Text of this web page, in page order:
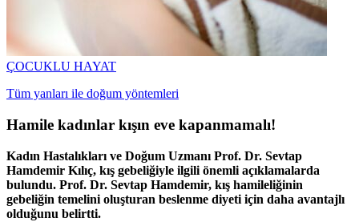
ÇOCUKLU HAYAT
Tüm yanları ile doğum yöntemleri
Hamile kadınlar kışın eve kapanmamalı!
Kadın Hastalıkları ve Doğum Uzmanı Prof. Dr. Sevtap
Hamdemir Kılıç, kış gebeliğiyle ilgili önemli açıklamalarda
bulundu. Prof. Dr. Sevtap Hamdemir, kış hamileliğinin
gebeliğin temelini oluşturan beslenme diyeti için daha avantajlı
olduğunu belirtti.